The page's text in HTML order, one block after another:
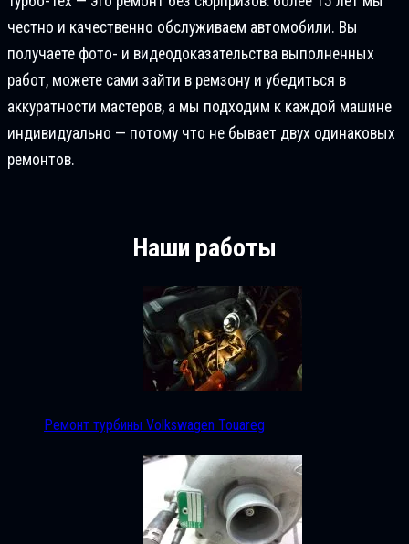
честно и качественно обслуживаем автомобили. Вы
получаете фото- и видеодоказательства выполненных
работ, можете сами зайти в ремзону и убедиться в
аккуратности мастеров, а мы подходим к каждой машине
индивидуально — потому что не бывает двух одинаковых
ремонтов.
Наши работы
Ремонт турбины Volkswagen Touareg